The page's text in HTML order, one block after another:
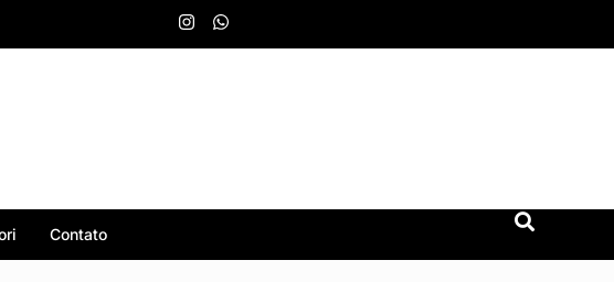
Contato